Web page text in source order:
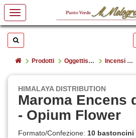
Cerca
HomeProdotti Oggettistica e libri Incensi e portaincensi
HIMALAYA DISTRIBUTION
Maroma Encens
- Opium Flower
Formato/Confezione: 10 bastoncini